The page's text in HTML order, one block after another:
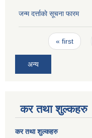
जन्म दर्त्ताकाे सूचना फारम
Pages« first
अन्य
कर तथा शुल्कहरु
कर तथा शुल्कहरु